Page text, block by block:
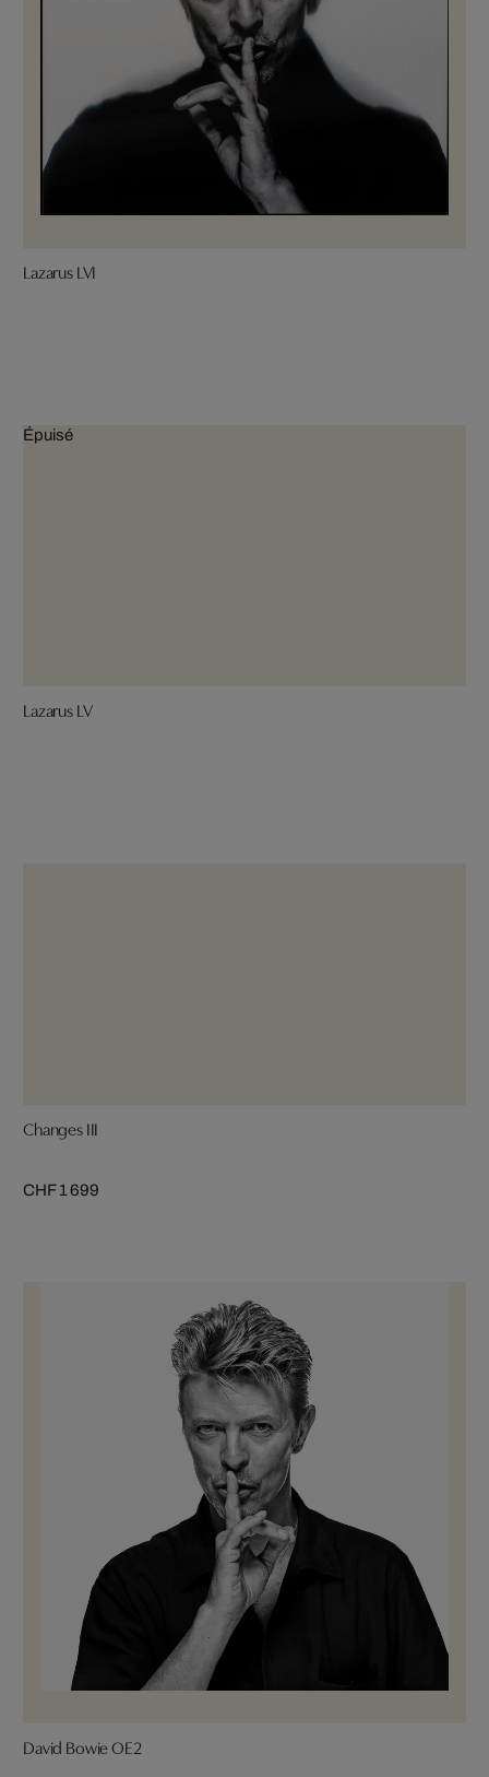
Lazarus LVI
Épuisé
Lazarus LV
Changes III
CHF 1 699
David Bowie OE2